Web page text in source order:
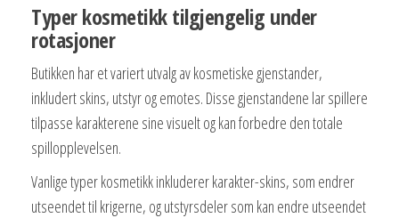
Typer kosmetikk tilgjengelig under
rotasjoner
Butikken har et variert utvalg av kosmetiske gjenstander,
inkludert skins, utstyr og emotes. Disse gjenstandene lar spillere
tilpasse karakterene sine visuelt og kan forbedre den totale
spillopplevelsen.
Vanlige typer kosmetikk inkluderer karakter-skins, som endrer
utseendet til krigerne, og utstyrsdeler som kan endre utseendet